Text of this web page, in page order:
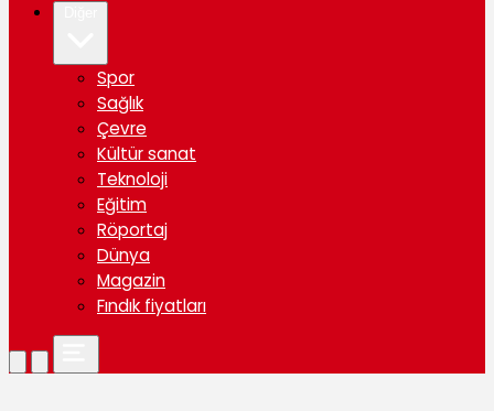
Spor
Sağlık
Çevre
Kültür sanat
Teknoloji
Eğitim
Röportaj
Dünya
Magazin
Fındık fiyatları